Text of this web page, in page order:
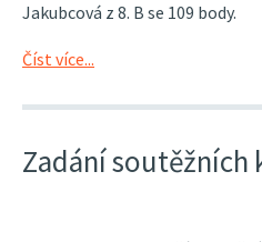
Jakubcová z 8. B se 109 body.
Číst více...
Zadání soutěžních